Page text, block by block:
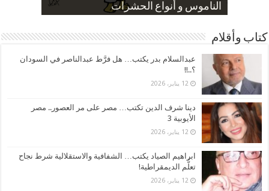
الناموس و أنواع الحشرات
الموظفين بعد ارتفاع الأسعار
ارتفاع نسبة الطلاق في مصر
صورة كاركاتيرية
صورة كاركاتيرية
كتاب وأقلام
عبدالسلام بدر يكتب… هل فرَّط عبدالناصر في السودان
؟..!!
12 يناير، 2026
دينا شرف الدين تكتب… مصر على مر العصور.. مصر
الأيوبية 3
12 يناير، 2026
ابراهيم الصياد يكتب… الشفافية والاستقلالية شرط نجاح
تعلُّم الديمقراطية!
12 يناير، 2026